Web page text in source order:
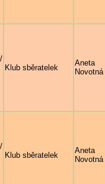
Klub sběratelek
Aneta
Novotná
Klub sběratelek
Aneta
Novotná